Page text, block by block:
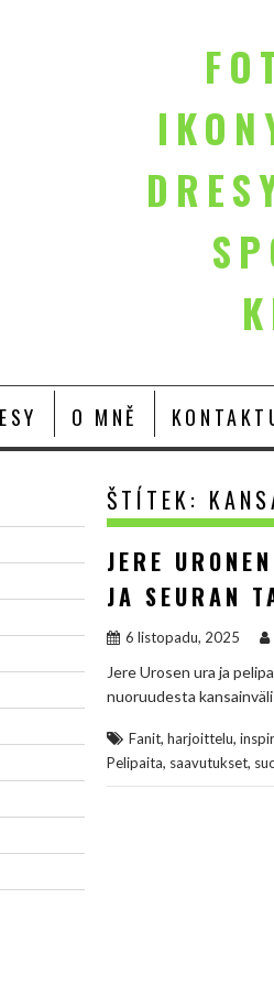
O MNĚ
ŠTÍTEK:
JERE
JA SEURAN
6 listopadu, 2025
Jere Urosen ura ja
nuoruudesta
Fanit, harjoittelu,
Pelipaita, saavutukset,